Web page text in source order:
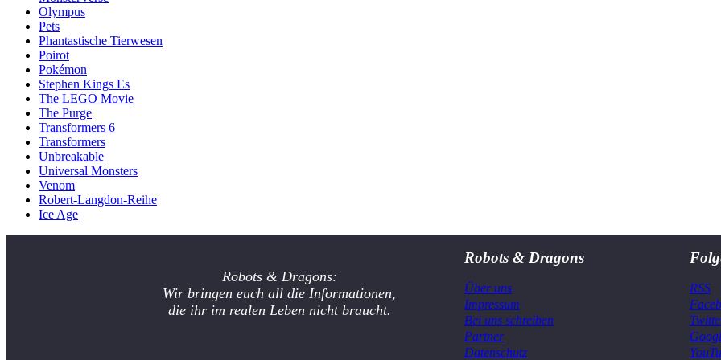
Olympus
Pets
Phantastische Tierwesen
Poirot
Pokémon
Stephen Kings Es
The LEGO Movie
The Purge
Transformers 6
Transformers
Unbreakable
Universal Monsters
Venom
Robert-Langdon-Reihe
Ice Age
Robots & Dragons:
Wir bringen euch all die Informationen,
die ihr im realen Leben nicht braucht.
Robots & Dragons
Über uns
Impressum
Bei uns schreiben
Partner
Datenschutz
RSS